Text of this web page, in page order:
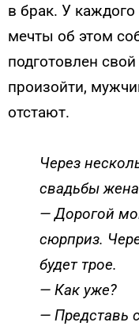
в брак. У каждого
мечты об этом
подготовлен
произойти,
отстают.
Через
свадьбы
— Дорогой
сюрприз.
будет трое.
— Как уже?
— Представь